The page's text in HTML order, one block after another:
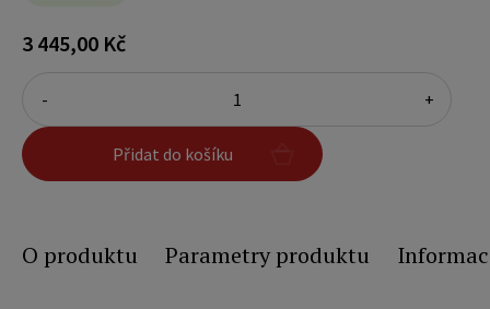
3 445,00 Kč
- +
Přidat do košíku
O produktu Parametry produktu